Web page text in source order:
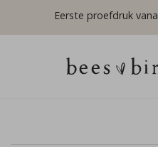
Eerste proefdruk